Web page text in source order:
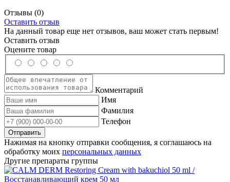
Отзывы (0)
Оставить отзыв
На данный товар еще нет отзывов, ваш может стать первым!
Оставить отзыв
Оцените товар
Комментарий
Имя
Фамилия
Телефон
Нажимая на кнопку отправки сообщения, я соглашаюсь на
обработку моих персональных данных
Другие препараты группы